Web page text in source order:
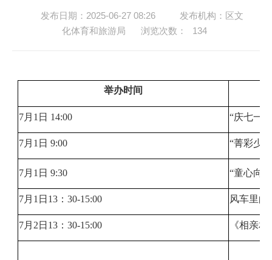
发布日期：2025-06-27 08:26
发布机构：区文
化体育和旅游局
浏览次数： 134
举办时间
7月1日 14:00 “庆七一”
7月1日 9:00 “菁彩少
7月1日 9:30 “童心向
7月1日13：30-15:00 风车里的
7月2日13：30-15:00 《相亲相